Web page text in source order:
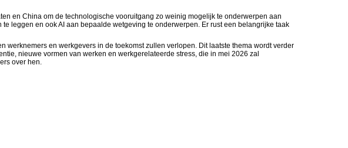
en China om de technologische vooruitgang zo weinig mogelijk te onderwerpen aan
leggen en ook AI aan bepaalde wetgeving te onderwerpen. Er rust een belangrijke taak
werknemers en werkgevers in de toekomst zullen verlopen. Dit laatste thema wordt verder
nieuwe vormen van werken en werkgerelateerde stress, die in mei 2026 zal
over hen.